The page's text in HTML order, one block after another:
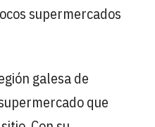
supermercados
galesa de
que